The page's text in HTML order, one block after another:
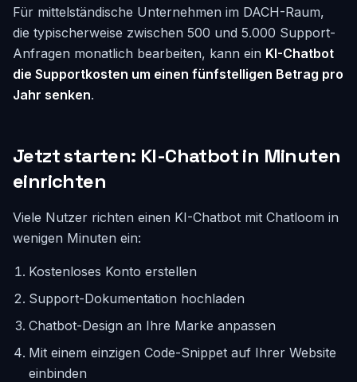
Für mittelständische Unternehmen im DACH-Raum,
die typischerweise zwischen 500 und 5.000 Support-
Anfragen monatlich bearbeiten, kann ein KI-Chatbot
die Supportkosten um einen fünfstelligen Betrag pro
Jahr senken.
Jetzt starten: KI-Chatbot in Minuten
einrichten
Viele Nutzer richten einen KI-Chatbot mit Chatloom in
wenigen Minuten ein:
Kostenloses Konto erstellen
Support-Dokumentation hochladen
Chatbot-Design an Ihre Marke anpassen
Mit einem einzigen Code-Snippet auf Ihrer Website
einbinden